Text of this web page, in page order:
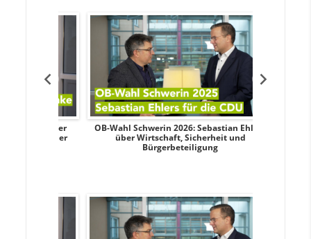
OB-Wahl Schwerin 2026: Sebastian Ehlers
über Wirtschaft, Sicherheit und
Bürgerbeteiligung